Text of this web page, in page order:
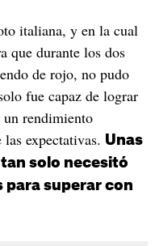
italiana, y en la cual
que durante los dos
de rojo, no pudo
fue capaz de lograr
rendimiento
expectativas. Unas
solo necesitó
para superar con